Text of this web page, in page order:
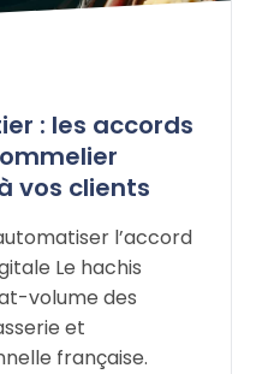
: les accords
vos clients
l’accord
Le hachis
volume des
et
française.